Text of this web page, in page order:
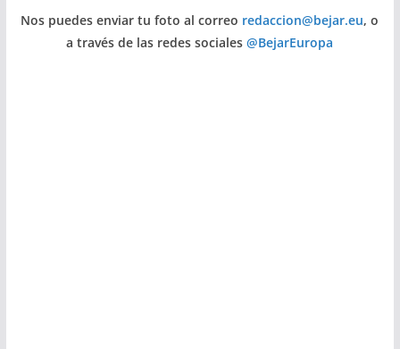
Nos puedes enviar tu foto al correo redaccion@bejar.eu, o
a través de las redes sociales@BejarEuropa